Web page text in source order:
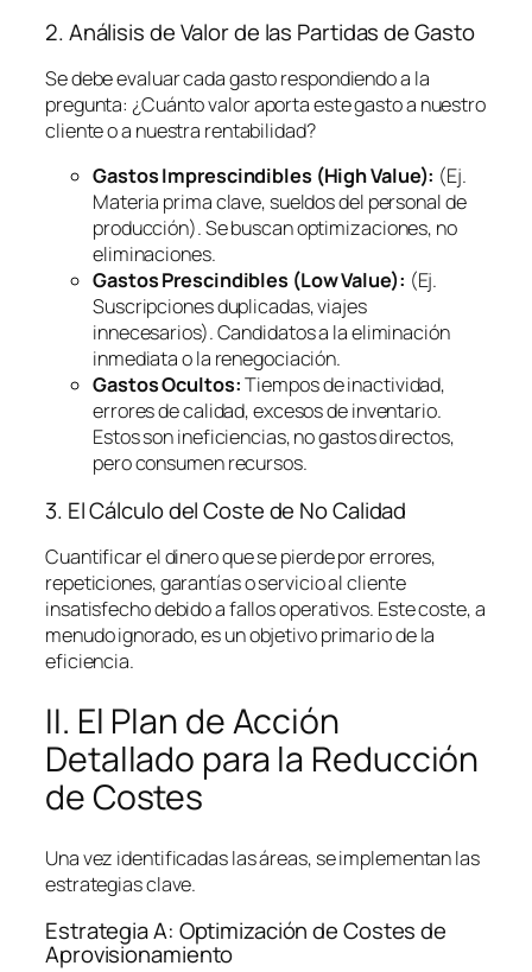
2. Análisis de Valor de las Partidas de Gasto
Se debe evaluar cada gasto respondiendo a la
pregunta: ¿Cuánto valor aporta este gasto a nuestro
cliente o a nuestra rentabilidad?
Gastos Imprescindibles (High Value): (Ej.
Materia prima clave, sueldos del personal de
producción). Se buscan optimizaciones, no
eliminaciones.
Gastos Prescindibles (Low Value): (Ej.
Suscripciones duplicadas, viajes
innecesarios). Candidatos a la eliminación
inmediata o la renegociación.
Gastos Ocultos:Tiempos de inactividad,
errores de calidad, excesos de inventario.
Estos son ineficiencias, no gastos directos,
pero consumen recursos.
3. El Cálculo del Coste de No Calidad
Cuantificar el dinero que se pierde por errores,
repeticiones, garantías o servicio al cliente
insatisfecho debido a fallos operativos. Este coste, a
menudo ignorado, es un objetivo primario de la
eficiencia.
II. El Plan de Acción
Detallado para la Reducción
de Costes
Una vez identificadas las áreas, se implementan las
estrategias clave.
Estrategia A: Optimización de Costes de
Aprovisionamiento